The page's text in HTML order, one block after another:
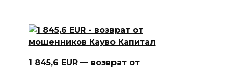
1 845,6 EUR — возврат от